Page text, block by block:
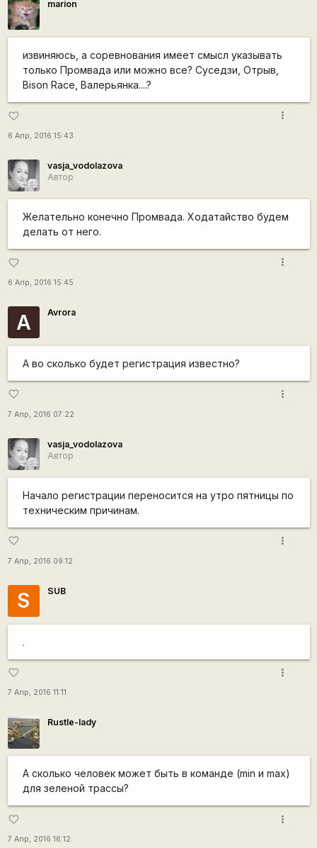
marion
извиняюсь, а соревнования имеет смысл указывать
только Промвада или можно все? Суседзи, Отрыв,
Bison Race, Валерьянка....?
favorite_border
6 Апр, 2016 15:43
more_vert
vasja_vodolazova
Автор
Желательно конечно Промвада. Ходатайство будем
делать от него.
favorite_border
6 Апр, 2016 15:45
more_vert
A Avrora
A во сколько будет регистрация известно?
favorite_border
7 Апр, 2016 07:22
more_vert
vasja_vodolazova
Автор
Начало регистрации переносится на утро пятницы по
техническим причинам.
favorite_border
7 Апр, 2016 09:12
more_vert
S SUB
.
favorite_border
7 Апр, 2016 11:11
more_vert
Rustle-lady
А сколько человек может быть в команде (min и max)
для зеленой трассы?
favorite_border
7 Апр, 2016 16:12
more_vert